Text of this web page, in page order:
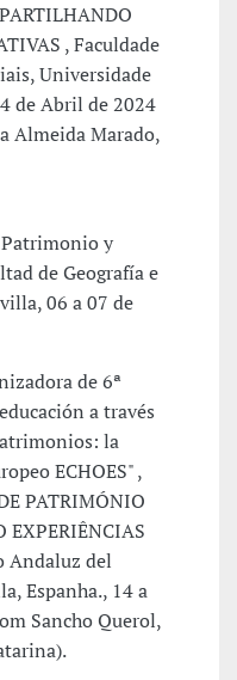
, Faculdade
Universidade
de Abril de 2024
Almeida Marado,
Patrimonio y
de Geografía e
06 a 07 de
de 6ª
a través
la
ECHOES" ,
PATRIMÓNIO
EXPERIÊNCIAS
Andaluz del
Espanha., 14 a
Sancho Querol,